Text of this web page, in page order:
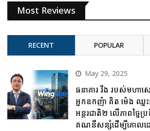
Most Reviews
RECENT POPULAR
May 29, 2025
ធនាគារ វីង របស់មហាស
អ្នកឧកញ៉ា គិត ម៉េង ឈ្នះ
អន្តរជាតិ២ លើភាពច្ន
គណនីសន្សំដើម្បីគោលដ